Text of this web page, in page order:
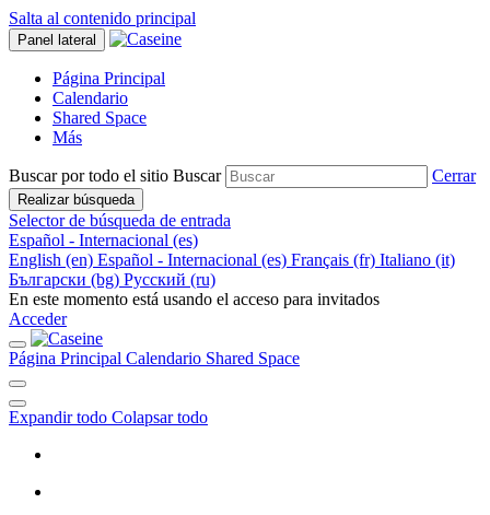
Salta al contenido principal
Panel lateral
Página Principal
Calendario
Shared Space
Más
Buscar por todo el sitio Buscar Cerrar
Realizar búsqueda
Selector de búsqueda de entrada
Español - Internacional ‎(es)‎
English ‎(en)‎ Español - Internacional ‎(es)‎ Français ‎(fr)‎ Italiano ‎(it)‎
Български ‎(bg)‎ Русский ‎(ru)‎
En este momento está usando el acceso para invitados
Acceder
Página Principal Calendario Shared Space
Expandir todo Colapsar todo